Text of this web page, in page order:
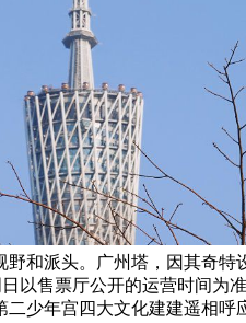
和派头。广州塔，因其奇特
以售票厅公开的运营时间为
少年宫四大文化建建遥相呼